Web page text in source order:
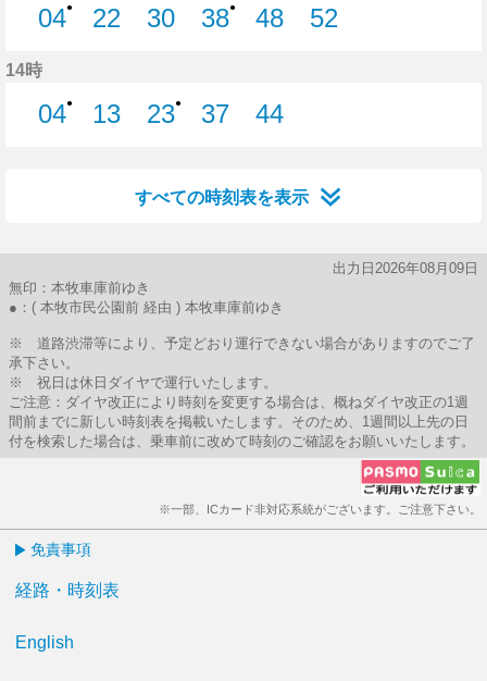
04●
22
30
38●
48
52
14時
04●
13
23●
37
44
すべての時刻表を表示
出力日2026年08月09日
無印：本牧車庫前ゆき
●：( 本牧市民公園前 経由 ) 本牧車庫前ゆき
※ 道路渋滞等により、予定どおり運行できない場合がありますのでご了
承下さい。
※ 祝日は休日ダイヤで運行いたします。
ご注意：ダイヤ改正により時刻を変更する場合は、概ねダイヤ改正の1週
間前までに新しい時刻表を掲載いたします。そのため、1週間以上先の日
付を検索した場合は、乗車前に改めて時刻のご確認をお願いいたします。
※一部、ICカード非対応系統がございます。ご注意下さい。
免責事項
経路・時刻表
English